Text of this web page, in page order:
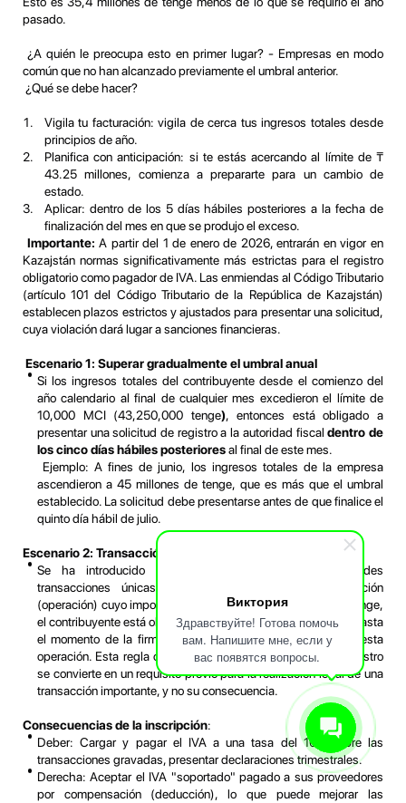
Виктория
Здравствуйте! Готова помочь
вам. Напишите мне, если у
вас появятся вопросы.
pasado.
¿A quién le preocupa esto en primer lugar? - Empresas en modo
común que no han alcanzado previamente el umbral anterior.
¿Qué se debe hacer?
Vigila tu facturación: vigila de cerca tus ingresos totales desde
principios de año.
Planifica con anticipación: si te estás acercando al límite de ₸
43.25 millones, comienza a prepararte para un cambio de
estado.
Aplicar: dentro de los 5 días hábiles posteriores a la fecha de
finalización del mes en que se produjo el exceso.
Importante: A partir del 1 de enero de 2026, entrarán en vigor en
Kazajstán normas significativamente más estrictas para el registro
obligatorio como pagador de IVA. Las enmiendas al Código Tributario
(artículo 101 del Código Tributario de la República de Kazajstán)
establecen plazos estrictos y ajustados para presentar una solicitud,
cuya violación dará lugar a sanciones financieras.
Escenario 1: Superar gradualmente el umbral anual
Si los ingresos totales del contribuyente desde el comienzo del
año calendario al final de cualquier mes excedieron el límite de
10,000 MCI (43,250,000 tenge), entonces está obligado a
presentar una solicitud de registro a la autoridad fiscaldentro de
los cinco días hábiles posterioresal final de este mes.
Ejemplo: A fines de junio, los ingresos totales de la empresa
ascendieron a 45 millones de tenge, que es más que el umbral
establecido. La solicitud debe presentarse antes de que finalice el
quinto día hábil de julio.
Escenario 2: Transacción única por encima del umbral
Se ha introducido una regla especial para las grandes
transacciones únicas. Si se prevé realizar una operación
(operación) cuyo importe supere el umbral de 43.250.000 tenge,
el contribuyente está obligado a registrarse a efectos de IVA hasta
el momento de la firma del contrato o de la realización de esta
operación. Esta regla cambia radicalmente el enfoque: el registro
se convierte en un requisito previo para la realización legal de una
transacción importante, y no su consecuencia.
Consecuencias de la inscripción:
Deber: Cargar y pagar el IVA a una tasa del 16% sobre las
transacciones gravadas, presentar declaraciones trimestrales.
Derecha: Aceptar el IVA "soportado" pagado a sus proveedores
por compensación (deducción), lo que puede mejorar las